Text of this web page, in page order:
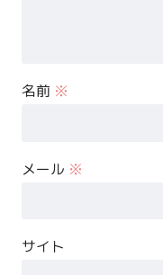
名前 ※
メール ※
サイト